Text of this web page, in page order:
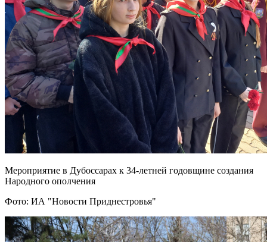
Мероприятие в Дубоссарах к 34-летней годовщине создания
Народного ополчения
Фото: ИА "Новости Приднестровья"